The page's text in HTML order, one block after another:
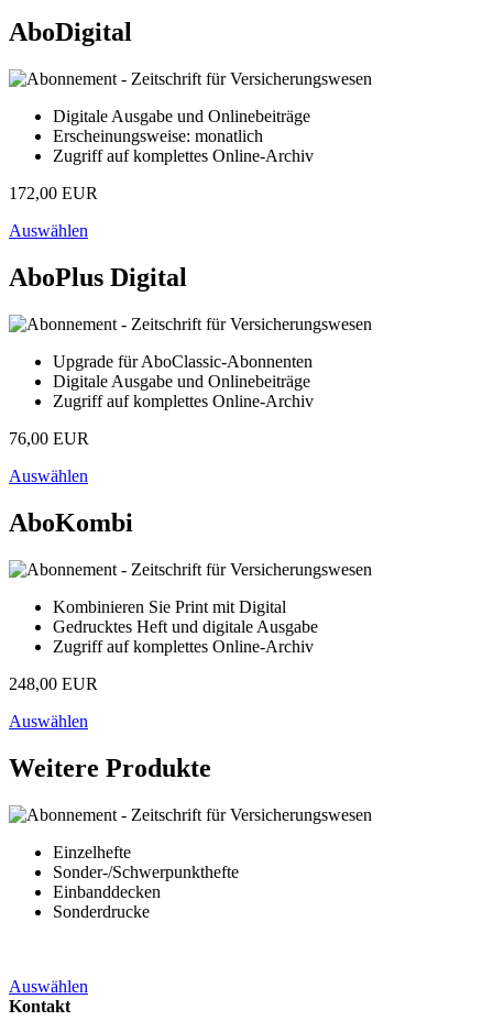
AboDigital
Digitale Ausgabe und Onlinebeiträge
Erscheinungsweise: monatlich
Zugriff auf komplettes Online-Archiv
172,00 EUR
Auswählen
AboPlus Digital
Upgrade für AboClassic-Abonnenten
Digitale Ausgabe und Onlinebeiträge
Zugriff auf komplettes Online-Archiv
76,00 EUR
Auswählen
AboKombi
Kombinieren Sie Print mit Digital
Gedrucktes Heft und digitale Ausgabe
Zugriff auf komplettes Online-Archiv
248,00 EUR
Auswählen
Weitere Produkte
Einzelhefte
Sonder-/Schwerpunkthefte
Einbanddecken
Sonderdrucke
Auswählen
Kontakt